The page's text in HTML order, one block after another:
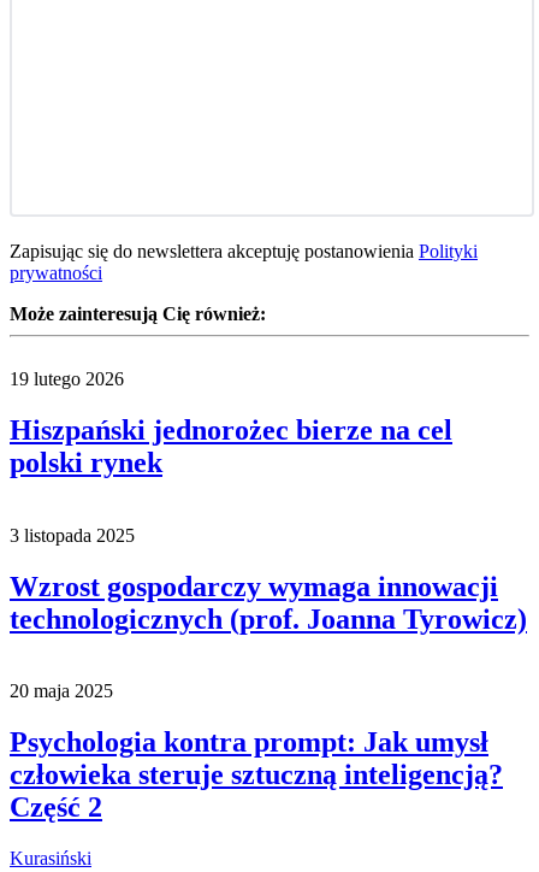
Zapisując się do newslettera akceptuję postanowienia Polityki
prywatności
Może zainteresują Cię również:
19 lutego 2026
Hiszpański jednorożec bierze na cel
polski rynek
3 listopada 2025
Wzrost gospodarczy wymaga innowacji
technologicznych (prof. Joanna Tyrowicz)
20 maja 2025
Psychologia kontra prompt: Jak umysł
człowieka steruje sztuczną inteligencją?
Część 2
Kurasiński